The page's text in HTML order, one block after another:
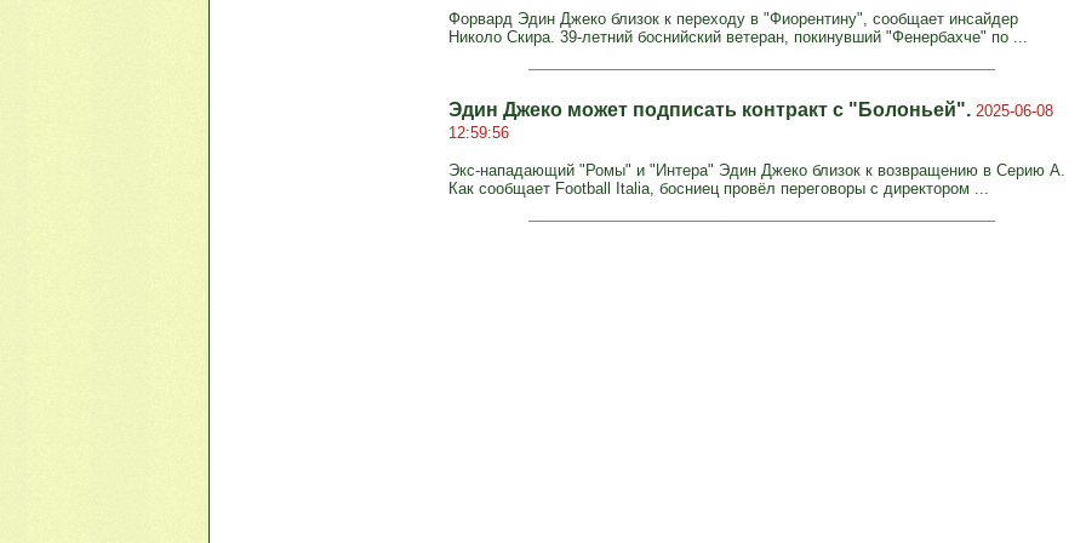
Форвард Эдин Джеко близок к переходу в "Фиорентину", сообщает инсайдер
Николо Скира. 39-летний боснийский ветеран, покинувший "Фенербахче" по ...
Эдин Джеко может подписать контракт с "Болоньей". 2025-06-08
12:59:56
Экс-нападающий "Ромы" и "Интера" Эдин Джеко близок к возвращению в Серию А.
Как сообщает Football Italia, босниец провёл переговоры с директором ...